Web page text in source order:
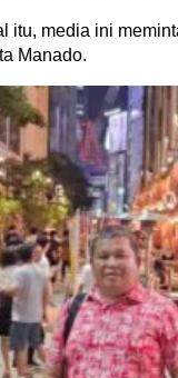
itu, media ini
Manado.